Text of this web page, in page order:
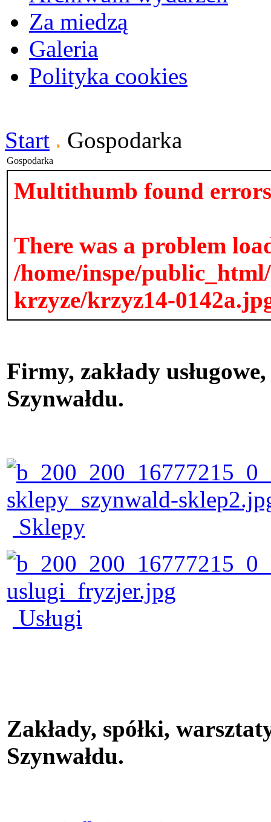
Za miedzą
Galeria
Polityka cookies
Start Gospodarka
Gospodarka
Multithumb found
There was a problem
/home/inspe/
krzyze/krzyz14-
Firmy, zakłady
Szynwałdu.
Sklepy
Usługi
Zakłady, spółki,
Szynwałdu.